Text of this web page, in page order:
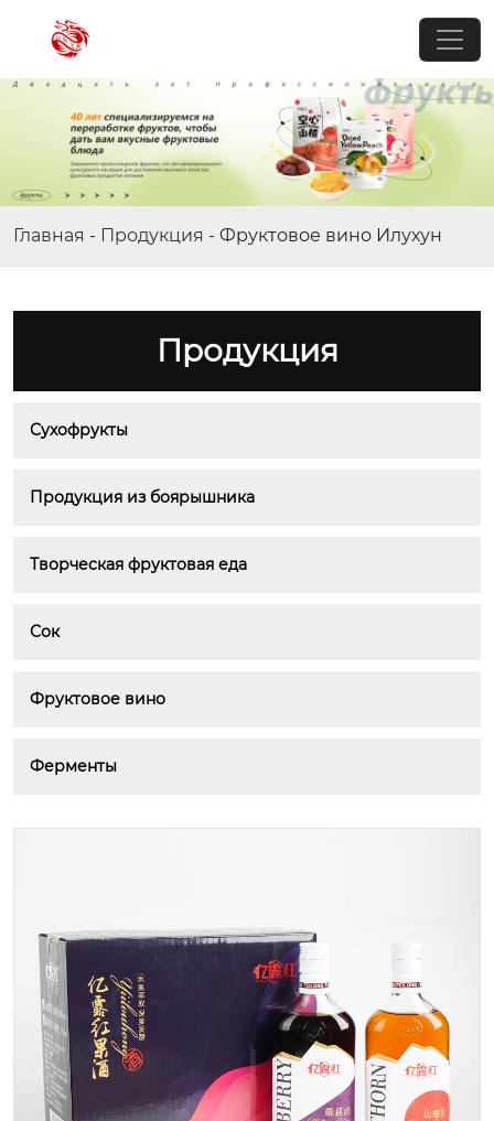
Главная - Продукция - Фруктовое вино Илухун
Продукция
Сухофрукты
Продукция из боярышника
Творческая фруктовая еда
Сок
Фруктовое вино
Ферменты